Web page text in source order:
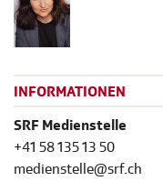
INFORMATIONEN
SRF Medienstelle
+41 58 135 13 50
medienstelle@srf.ch